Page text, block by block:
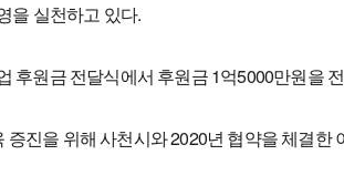
을 실천하고 있다.
후원금 전달식에서 후원금 1억5000만원을
진을 위해 사천시와 2020년 협약을 체결한